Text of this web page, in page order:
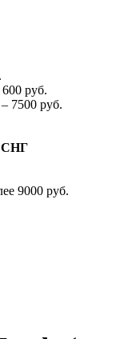
600 руб.
7500 руб.
СНГ
9000 руб.